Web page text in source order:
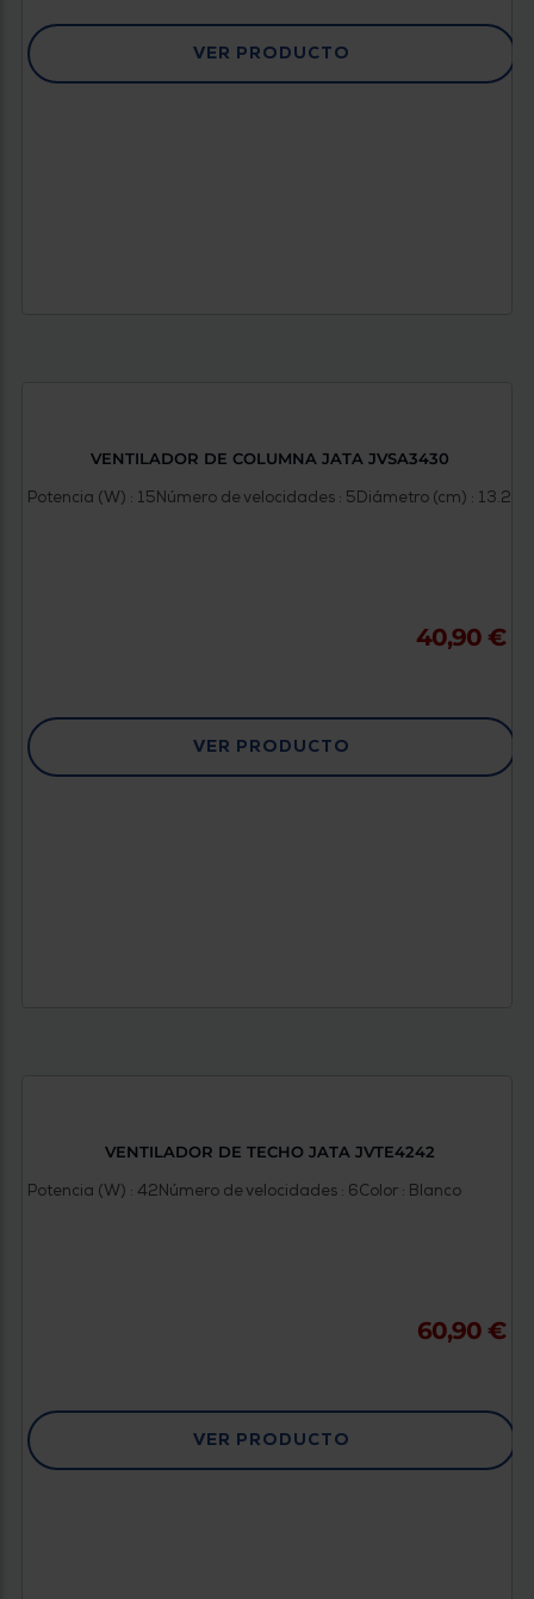
VER PRODUCTO
VENTILADOR DE COLUMNA JATA JVSA3430
Potencia (W) : 15Número de velocidades : 5Diámetro (cm) : 13.2
40,90 €
VER PRODUCTO
VENTILADOR DE TECHO JATA JVTE4242
Potencia (W) : 42Número de velocidades : 6Color : Blanco
60,90 €
VER PRODUCTO